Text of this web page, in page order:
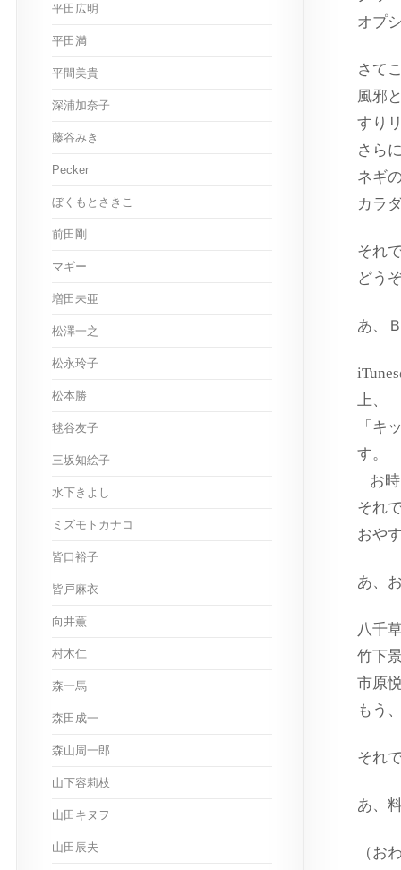
オプ
さて
風邪
すり
さら
ネギ
カラ
それ
どう
あ、
上、
「キ
す。
お時
それ
おや
あ、
八千
竹下
市原
もう
それ
あ、
（お
平田広明
平田満
平間美貴
深浦加奈子
藤谷みき
Pecker
ぼくもとさきこ
前田剛
マギー
増田未亜
松澤一之
松永玲子
松本勝
毬谷友子
三坂知絵子
水下きよし
ミズモトカナコ
皆口裕子
皆戸麻衣
向井薫
村木仁
森一馬
森田成一
森山周一郎
山下容莉枝
山田キヌヲ
山田辰夫